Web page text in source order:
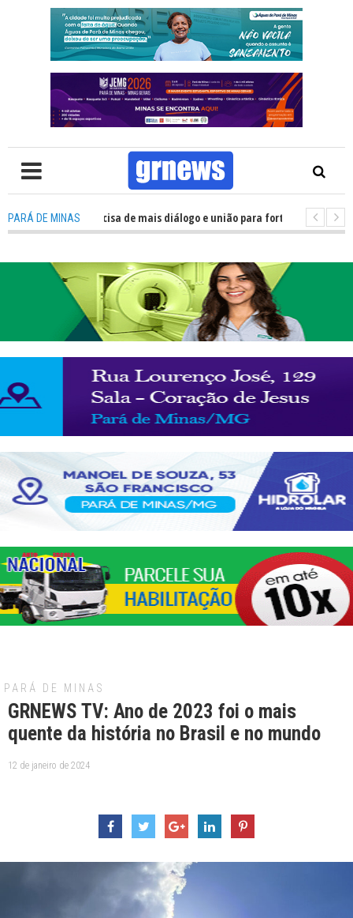
PARÁ DE MINAS
TV: Política precisa de mais diálogo e união para fortalecer Minas e
PARÁ DE MINAS
GRNEWS TV: Ano de 2023 foi o mais
quente da história no Brasil e no mundo
12 de janeiro de 2024